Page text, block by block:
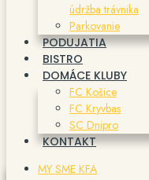
údržba trávnika
Parkovanie
PODUJATIA
BISTRO
DOMÁCE KLUBY
FC Košice
FC Kryvbas
SC Dnipro
KONTAKT
MY SME KFA